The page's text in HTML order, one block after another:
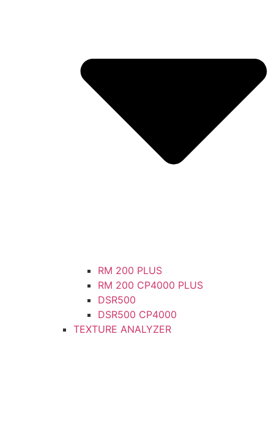
RM 200 PLUS
RM 200 CP4000 PLUS
DSR500
DSR500 CP4000
TEXTURE ANALYZER